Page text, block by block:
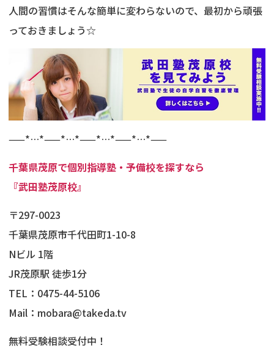
人間の習慣はそんな簡単に変わらないので、最初から頑張
っておきましょう☆
——*…*——*…*——*…*——*…*——
千葉県茂原で個別指導塾・予備校を探すなら
『武田塾茂原校』
〒297-0023
千葉県茂原市千代田町1-10-8
Nビル 1階
JR茂原駅 徒歩1分
TEL：0475-44-5106
Mail：mobara@takeda.tv
無料受験相談受付中！